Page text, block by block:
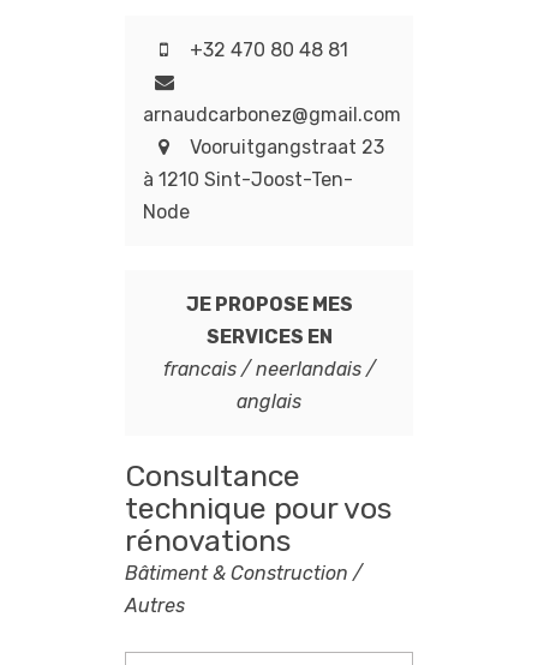
+32 470 80 48 81
arnaudcarbonez@gmail.com
Vooruitgangstraat 23
à 1210 Sint-Joost-Ten-
Node
JE PROPOSE MES
SERVICES EN
francais / neerlandais /
anglais
Consultance
technique pour vos
rénovations
Bâtiment & Construction /
Autres